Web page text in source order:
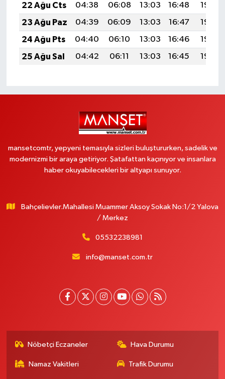
22 Ağu Cts
04:38 06:08 13:03 16:48
19:49
23 Ağu Paz
04:39 06:09 13:03 16:47
19:48
24 Ağu Pts
04:40 06:10 13:03 16:46
19:46
25 Ağu Sal
04:42 06:11 13:03 16:45 19:45
mansetcomtr, yepyeni temasıyla sizleri buluştururken, sadelik ve
modernizmi bir araya getiriyor. Şatafattan kaçınıyor ve insanlara
haber okuyabilecekleri bir altyapı sunuyor.
Bahçelievler.Mahallesi Muammer Aksoy Sokak No:1/2 Yalova
/ Merkez
05532238981
info@manset.com.tr
Nöbetçi Eczaneler Hava Durumu
Namaz Vakitleri Trafik Durumu